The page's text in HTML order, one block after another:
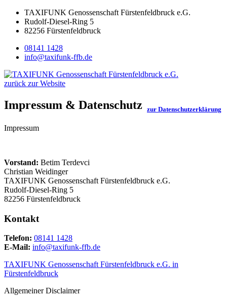
TAXIFUNK Genossenschaft Fürstenfeldbruck e.G.
Rudolf-Diesel-Ring 5
82256 Fürstenfeldbruck
08141 1428
info@taxifunk-ffb.de
zurück zur Website
Impressum & Datenschutz zur Datenschutzerklärung
Impressum
Vorstand: Betim Terdevci
Christian Weidinger
TAXIFUNK Genossenschaft Fürstenfeldbruck e.G.
Rudolf-Diesel-Ring 5
82256 Fürstenfeldbruck
Kontakt
Telefon: 08141 1428
E-Mail: info@taxifunk-ffb.de
TAXIFUNK Genossenschaft Fürstenfeldbruck e.G. in
Fürstenfeldbruck
Allgemeiner Disclaimer